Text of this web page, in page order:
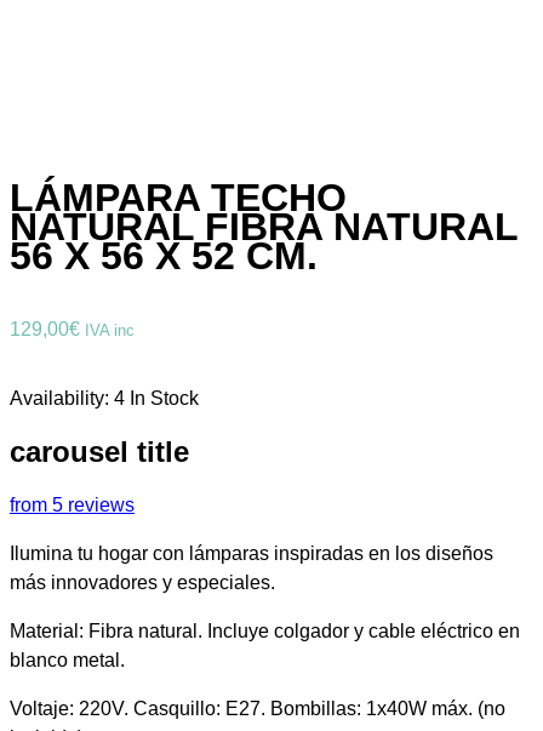
LÁMPARA TECHO
NATURAL FIBRA NATURAL
56 X 56 X 52 CM.
129,00€ IVA inc
Availability: 4 In Stock
carousel title
from 5 reviews
Ilumina tu hogar con lámparas inspiradas en los diseños
más innovadores y especiales.
Material: Fibra natural. Incluye colgador y cable eléctrico en
blanco metal.
Voltaje: 220V. Casquillo: E27. Bombillas: 1x40W máx. (no